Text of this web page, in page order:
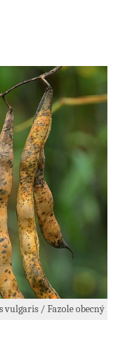
vulgaris / Fazole obecný